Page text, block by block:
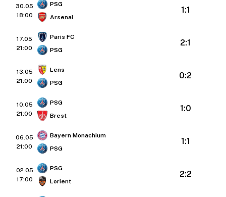
30.05
18:00
PSG
Arsenal
1:1
17.05
21:00
Paris FC
PSG
2:1
13.05
21:00
Lens
PSG
0:2
10.05
21:00
PSG
Brest
1:0
06.05
21:00
Bayern Monachium
PSG
1:1
02.05
17:00
PSG
Lorient
2:2